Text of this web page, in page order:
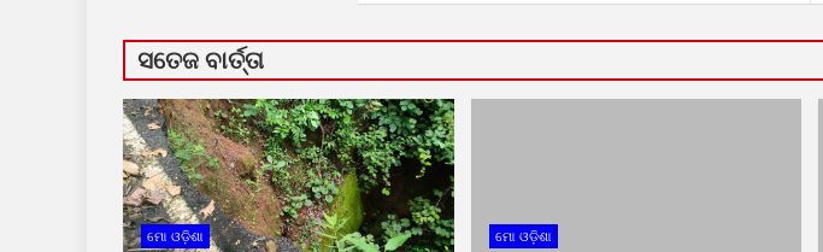
ସତେଜ ବାର୍ତ୍ତା
ମୋ ଓଡ଼ିଶା ମୋ ଓଡ଼ିଶା